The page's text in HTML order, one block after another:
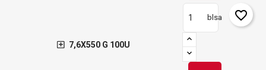
7,6X550 G 100U
blsa favorite_border